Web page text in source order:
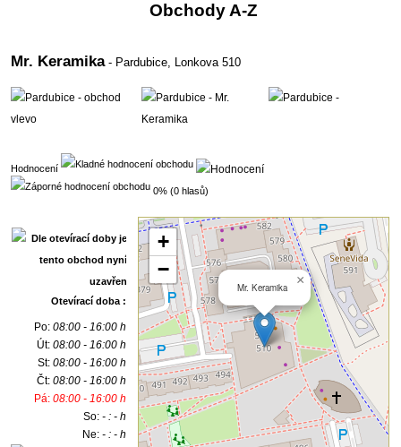
Obchody A-Z
Mr. Keramika- Pardubice, Lonkova 510
Hodnocení
0% (0 hlasů)
Otevírací doba :
Po:08:00 - 16:00 h
Út:08:00 - 16:00 h
St:08:00 - 16:00 h
Čt:08:00 - 16:00 h
Pá:08:00 - 16:00 h
So:- : - h
Ne:- : - h
Mr. Keramika ×
+
−